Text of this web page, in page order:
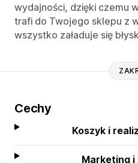
wydajności, dzięki czemu
trafi do Twojego sklepu z
wszystko załaduje się
Cechy
Koszyk i
Marketing